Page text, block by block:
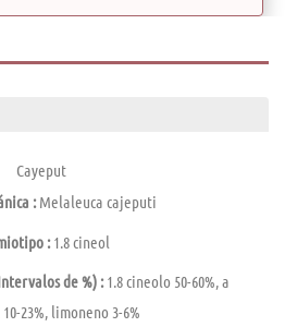
Cayeput
:Melaleuca cajeputi
:1.8 cineol
de %) :1.8 cineolo 50-60%, a
23%, limoneno 3-6%